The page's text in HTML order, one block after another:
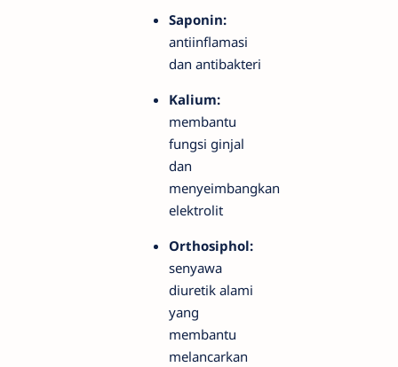
Saponin:
antiinflamasi
dan antibakteri
Kalium:
membantu
fungsi ginjal
dan
menyeimbangkan
elektrolit
Orthosiphol:
senyawa
diuretik alami
yang
membantu
melancarkan